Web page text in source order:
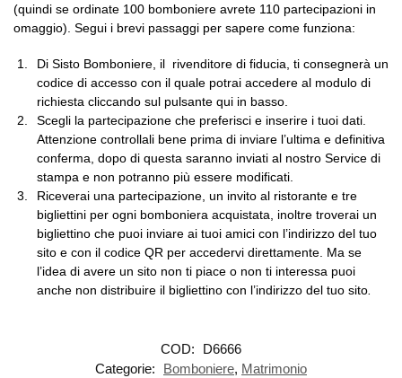
(quindi se ordinate 100 bomboniere avrete 110 partecipazioni in
omaggio). Segui i brevi passaggi per sapere come funziona:
Di Sisto Bomboniere, il rivenditore di fiducia, ti consegnerà un
codice di accesso con il quale potrai accedere al modulo di
richiesta cliccando sul pulsante qui in basso.
Scegli la partecipazione che preferisci e inserire i tuoi dati.
Attenzione controllali bene prima di inviare l’ultima e definitiva
conferma, dopo di questa saranno inviati al nostro Service di
stampa e non potranno più essere modificati.
Riceverai una partecipazione, un invito al ristorante e tre
bigliettini per ogni bomboniera acquistata, inoltre troverai un
bigliettino che puoi inviare ai tuoi amici con l’indirizzo del tuo
sito e con il codice QR per accedervi direttamente. Ma se
l’idea di avere un sito non ti piace o non ti interessa puoi
anche non distribuire il bigliettino con l’indirizzo del tuo sito.
COD:
D6666
Categorie:
Bomboniere, Matrimonio